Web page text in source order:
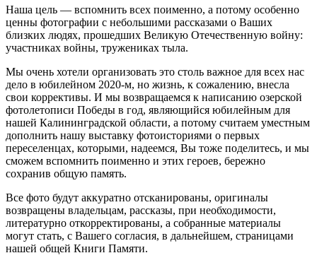
Наша цель — вспомнить всех поименно, а потому особенно
ценны фотографии с небольшими рассказами о Ваших
близких людях, прошедших Великую Отечественную войну:
участниках войны, тружениках тыла.
Мы очень хотели организовать это столь важное для всех нас
дело в юбилейном 2020-м, но жизнь, к сожалению, внесла
свои коррективы. И мы возвращаемся к написанию озерской
фотолетописи Победы в год, являющийся юбилейным для
нашей Калининградской области, а потому считаем уместным
дополнить нашу выставку фотоисториями о первых
переселенцах, которыми, надеемся, Вы тоже поделитесь, и мы
сможем вспомнить поименно и этих героев, бережно
сохранив общую память.
Все фото будут аккуратно отсканированы, оригиналы
возвращены владельцам, рассказы, при необходимости,
литературно откорректированы, а собранные материалы
могут стать, с Вашего согласия, в дальнейшем, страницами
нашей общей Книги Памяти.